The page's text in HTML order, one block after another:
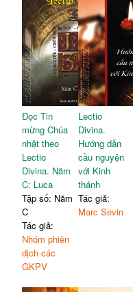
Đọc Tin
mừng Chúa
nhật theo
Lectio
Divina. Năm
C: Luca
Tập số: Năm
C
Tác giả:
Nhóm phiên
dịch các
GKPV
Lectio
Divina.
Hướng dẫn
cầu nguyện
với Kinh
thánh
Tác giả:
Marc Sevin